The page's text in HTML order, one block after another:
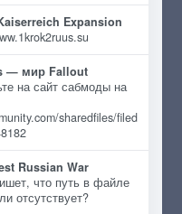
Expansion
— мир Fallout
на сайт сабмоды на
sharedfiles/filed
Russian War
что путь в файле
отсутствует?